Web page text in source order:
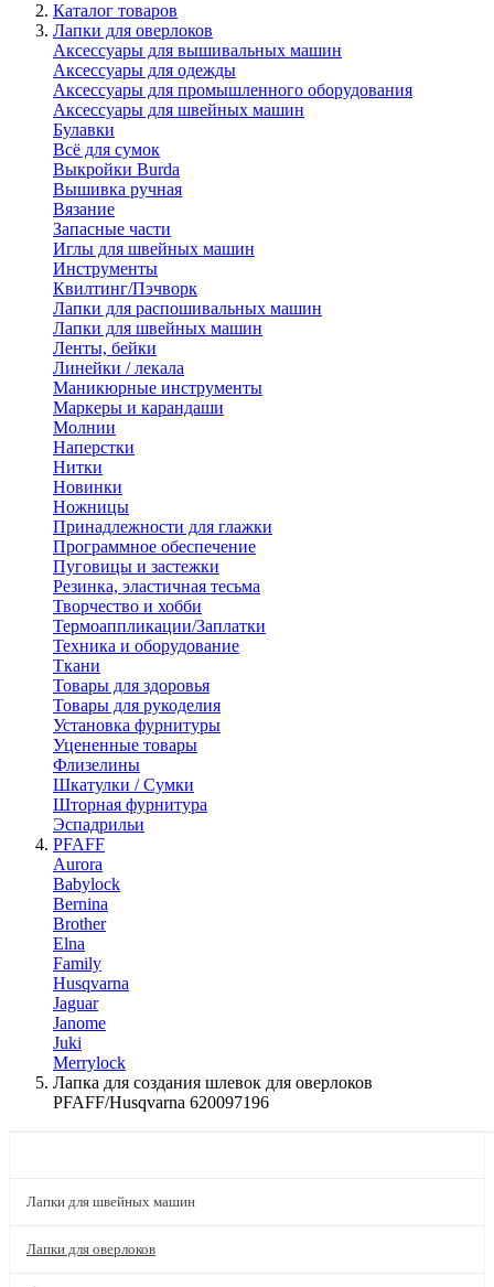
Каталог товаров
Лапки для оверлоков
Аксессуары для вышивальных машин
Аксессуары для одежды
Аксессуары для промышленного оборудования
Аксессуары для швейных машин
Булавки
Всё для сумок
Выкройки Burda
Вышивка ручная
Вязание
Запасные части
Иглы для швейных машин
Инструменты
Квилтинг/Пэчворк
Лапки для распошивальных машин
Лапки для швейных машин
Ленты, бейки
Линейки / лекала
Маникюрные инструменты
Маркеры и карандаши
Молнии
Наперстки
Нитки
Новинки
Ножницы
Принадлежности для глажки
Программное обеспечение
Пуговицы и застежки
Резинка, эластичная тесьма
Творчество и хобби
Термоаппликации/Заплатки
Техника и оборудование
Ткани
Товары для здоровья
Товары для рукоделия
Установка фурнитуры
Уцененные товары
Флизелины
Шкатулки / Сумки
Шторная фурнитура
Эспадрильи
PFAFF
Aurora
Babylock
Bernina
Brother
Elna
Family
Husqvarna
Jaguar
Janome
Juki
Merrylock
Лапка для создания шлевок для оверлоков
PFAFF/Husqvarna 620097196
Лапки для швейных машин
Лапки для оверлоков